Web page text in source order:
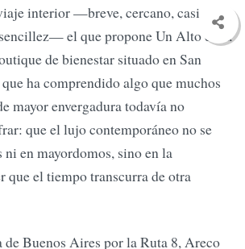
interior —breve, cercano, casi
el que propone Un Alto en la
de bienestar situado en San
ha comprendido algo que muchos
mayor envergadura todavía no
que el lujo contemporáneo no se
en mayordomos, sino en la
que el tiempo transcurra de otra
de Buenos Aires por la Ruta 8, Areco